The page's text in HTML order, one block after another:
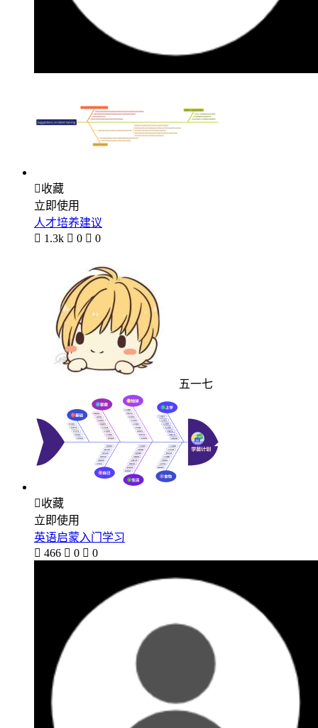
收藏
立即使用
人才培养建议
 1.3k  0  0
五一七
收藏
立即使用
英语启蒙入门学习
 466  0  0